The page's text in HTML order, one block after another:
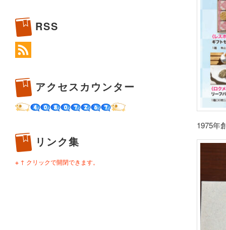
1975年
RSS
アクセスカウンター
リンク集
※ ↑ クリックで開閉できます。